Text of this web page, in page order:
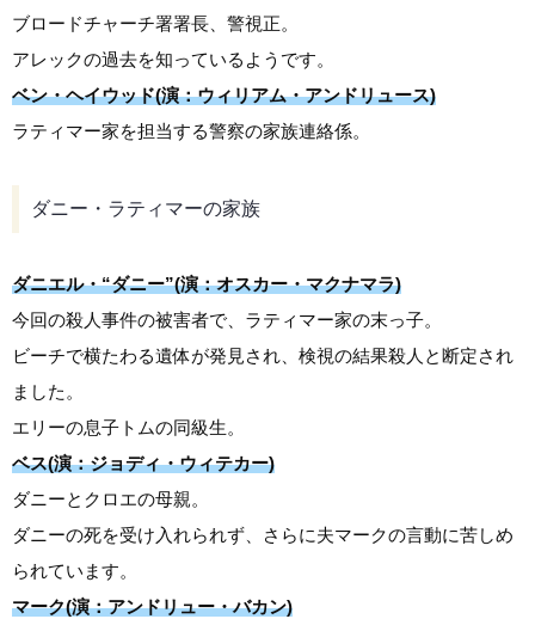
ブロードチャーチ署署長、警視正。
アレックの過去を知っているようです。
ベン・ヘイウッド(演：ウィリアム・アンドリュース)
ラティマー家を担当する警察の家族連絡係。
ダニー・ラティマーの家族
ダニエル・“ダニー”(演：オスカー・マクナマラ)
今回の殺人事件の被害者で、ラティマー家の末っ子。
ビーチで横たわる遺体が発見され、検視の結果殺人と断定され
ました。
エリーの息子トムの同級生。
ベス(演：ジョディ・ウィテカー)
ダニーとクロエの母親。
ダニーの死を受け入れられず、さらに夫マークの言動に苦しめ
られています。
マーク(演：アンドリュー・バカン)